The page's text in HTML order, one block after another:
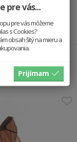
drevené puzzle sú
krásny dizajn.
pre vás...
pre vás môžeme
s Cookies?
obsah šitý na mieru a
Prijímam